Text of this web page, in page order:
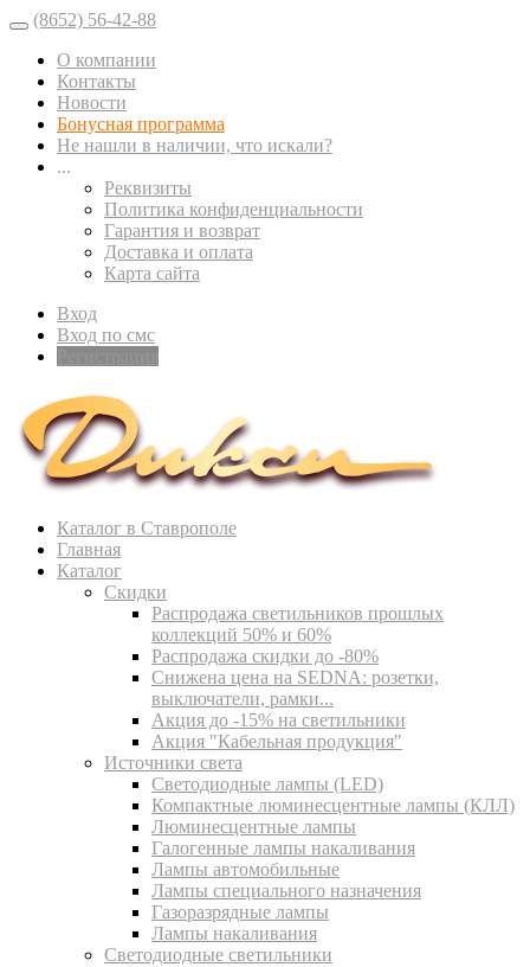
(8652) 56-42-88
О компании
Контакты
Новости
Бонусная программа
Не нашли в наличии, что искали?
...
Реквизиты
Политика конфиденциальности
Гарантия и возврат
Доставка и оплата
Карта сайта
Вход
Вход по смс
Каталог в Ставрополе
Главная
Каталог
Скидки
Распродажа светильников прошлых
коллекций 50% и 60%
Распродажа скидки до -80%
Cнижена цена на SEDNA: розетки,
выключатели, рамки...
Акция до -15% на светильники
Акция "Кабельная продукция"
Источники света
Светодиодные лампы (LED)
Компактные люминесцентные лампы (КЛЛ)
Люминесцентные лампы
Галогенные лампы накаливания
Лампы автомобильные
Лампы специального назначения
Газоразрядные лампы
Лампы накаливания
Светодиодные светильники